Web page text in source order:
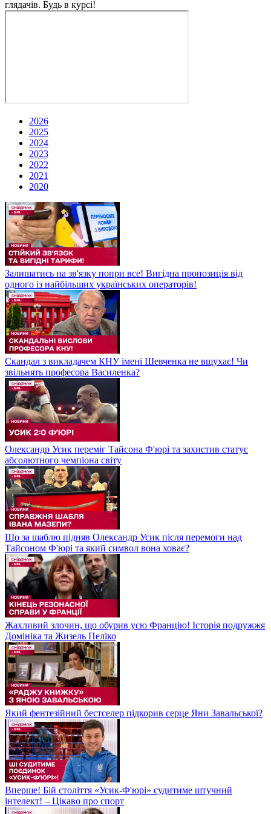
глядачів. Будь в курсі!
2026
2025
2024
2023
2022
2021
2020
Залишатись на зв'язку попри все! Вигідна пропозиція від
одного із найбільших українських операторів!
Скандал з викладачем КНУ імені Шевченка не вщухає! Чи
звільнять професора Василенка?
Олександр Усик переміг Тайсона Ф'юрі та захистив статус
абсолютного чемпіона світу
Що за шаблю підняв Олександр Усик після перемоги над
Тайсоном Ф'юрі та який символ вона ховає?
Жахливий злочин, що обурив усю Францію! Історія подружжя
Домініка та Жизель Пеліко
Який фентезійний бестселер підкорив серце Яни Завальської?
Вперше! Бій століття «Усик-Ф'юрі» судитиме штучний
інтелект! – Цікаво про спорт